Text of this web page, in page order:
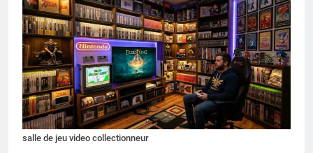
salle de jeu video collectionneur